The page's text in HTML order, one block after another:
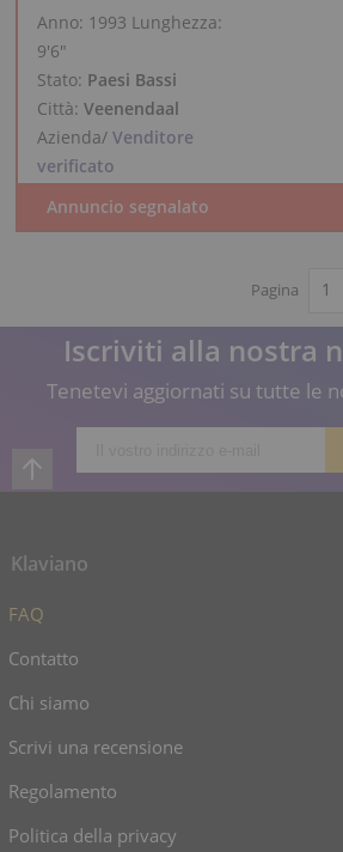
Anno: 1993 Lunghezza:
9′6″
Stato: Paesi Bassi
Città: Veenendaal
Azienda/ Venditore
verificato
Pagina
Iscriviti alla nostra
Tenetevi aggiornati su tutte le
Klaviano
FAQ
Contatto
Chi siamo
Scrivi una recensione
Regolamento
Politica della privacy